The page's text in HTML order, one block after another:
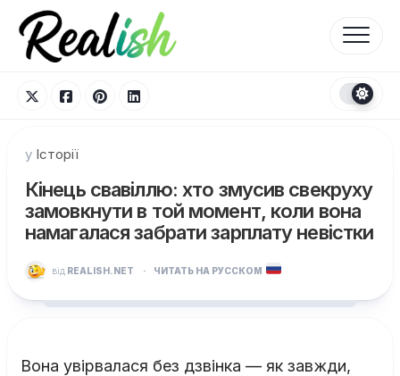
Перейти
вмісту
у Історії
Кінець свавіллю: хто змусив свекруху
замовкнути в той момент, коли вона
намагалася забрати зарплату невістки
від REALISH.NET · ЧИТАТЬ НА РУССКОМ
Вона увірвалася без дзвінка — як завжди,